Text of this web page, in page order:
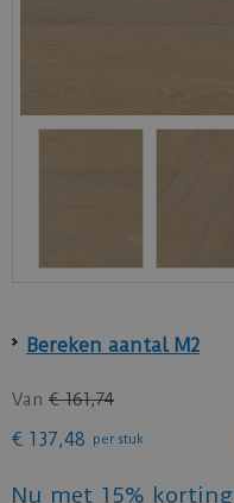
Bereken aantal M2
Van € 161,74
€ 137,48 per stuk
Nu met 15% korting